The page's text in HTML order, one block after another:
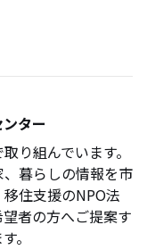
ター
り組んでいます。
暮らしの情報を市
住支援のNPO法
者の方へご提案す
。